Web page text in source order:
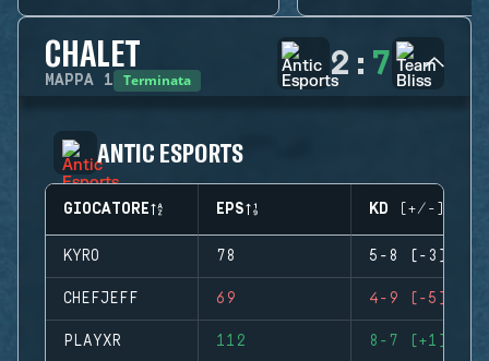
CHALET
MAPPA 1 Terminata 2 : 7
ANTIC ESPORTS
GIOCATORE EPS KD (+/-)
KYRO 78 5-8 (-3)
CHEFJEFF 69 4-9 (-5)
PLAYXR 112 8-7 (+1)